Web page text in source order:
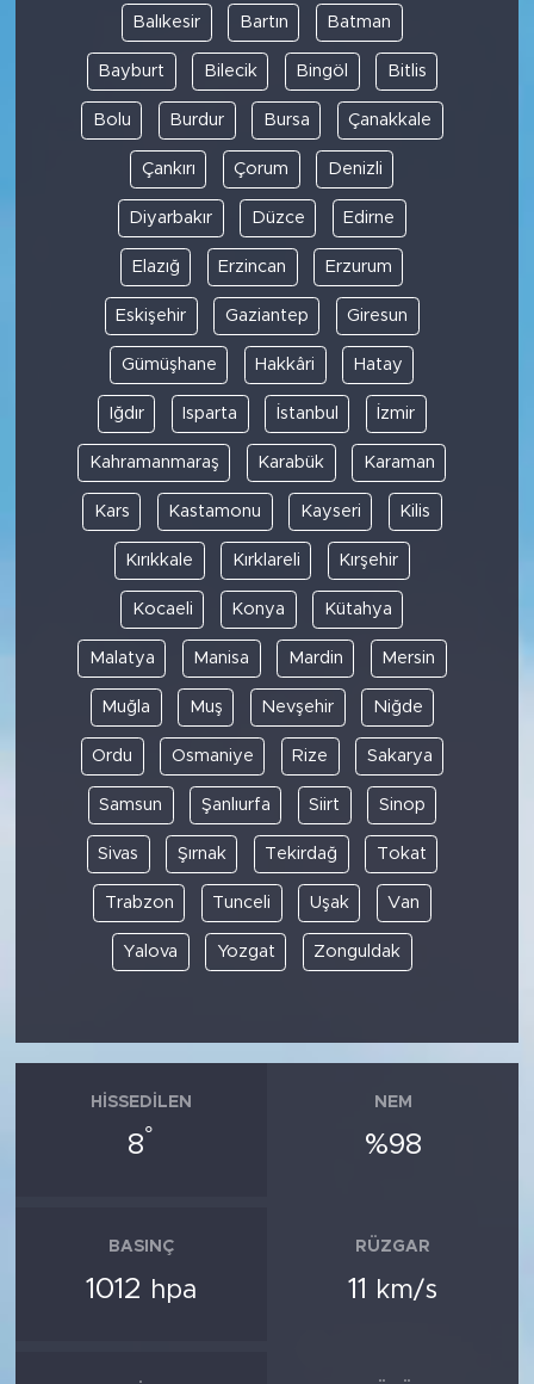
Balıkesir Bartın Batman
Bayburt Bilecik Bingöl Bitlis
Bolu Burdur Bursa Çanakkale
Çankırı Çorum Denizli
Diyarbakır Düzce Edirne
Elazığ Erzincan Erzurum
Eskişehir Gaziantep Giresun
Gümüşhane Hakkâri Hatay
Iğdır Isparta İstanbul İzmir
Kahramanmaraş Karabük Karaman
Kars Kastamonu Kayseri Kilis
Kırıkkale Kırklareli Kırşehir
Kocaeli Konya Kütahya
Malatya Manisa Mardin Mersin
Muğla Muş Nevşehir Niğde
Ordu Osmaniye Rize Sakarya
Samsun Şanlıurfa Siirt Sinop
Sivas Şırnak Tekirdağ Tokat
Trabzon Tunceli Uşak Van
Yalova Yozgat Zonguldak
HISSEDILEN
8°
NEM
%98
BASINÇ
1012 hpa
RÜZGAR
11 km/s